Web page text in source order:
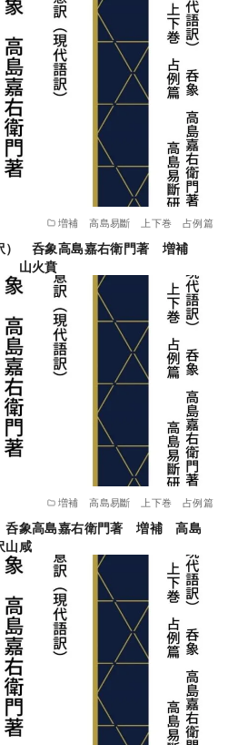
増補 高島易斷 上下巻 占例篇
） 呑象高島嘉右衛門著 増補
山火賁
増補 高島易斷 上下巻 占例篇
呑象高島嘉右衛門著 増補 高島
咸